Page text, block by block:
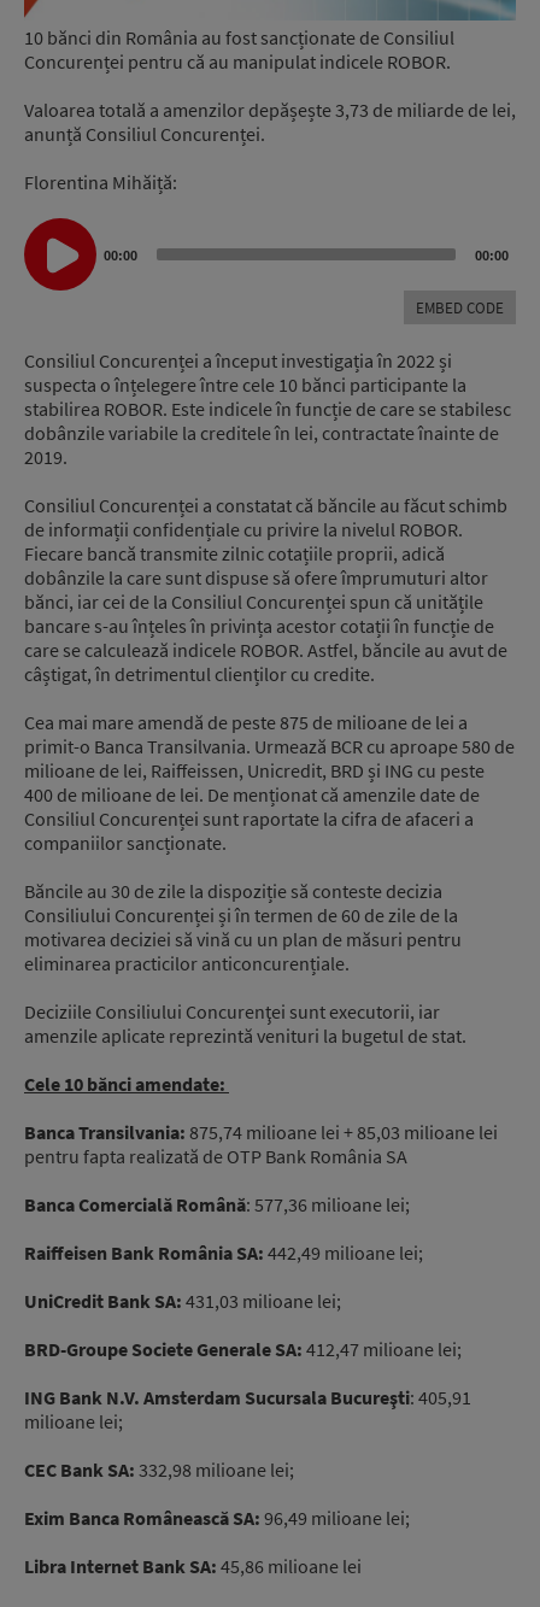
10 bănci din România au fost sancționate de Consiliul
Concurenței pentru că au manipulat indicele ROBOR.
Valoarea totală a amenzilor depășește 3,73 de miliarde de lei,
anunță Consiliul Concurenței.
Florentina Mihăiță:
Audio
Player
00:00 00:00
EMBED CODE
Consiliul Concurenței a început investigația în 2022 și
suspecta o înțelegere între cele 10 bănci participante la
stabilirea ROBOR. Este indicele în funcție de care se stabilesc
dobânzile variabile la creditele în lei, contractate înainte de
2019.
Consiliul Concurenței a constatat că băncile au făcut schimb
de informații confidențiale cu privire la nivelul ROBOR.
Fiecare bancă transmite zilnic cotațiile proprii, adică
dobânzile la care sunt dispuse să ofere împrumuturi altor
bănci, iar cei de la Consiliul Concurenței spun că unitățile
bancare s-au înțeles în privința acestor cotații în funcție de
care se calculează indicele ROBOR. Astfel, băncile au avut de
câștigat, în detrimentul clienților cu credite.
Cea mai mare amendă de peste 875 de milioane de lei a
primit-o Banca Transilvania. Urmează BCR cu aproape 580 de
milioane de lei, Raiffeissen, Unicredit, BRD și ING cu peste
400 de milioane de lei. De menționat că amenzile date de
Consiliul Concurenței sunt raportate la cifra de afaceri a
companiilor sancționate.
Băncile au 30 de zile la dispoziție să conteste decizia
Consiliului Concurenței și în termen de 60 de zile de la
motivarea deciziei să vină cu un plan de măsuri pentru
eliminarea practicilor anticoncurențiale.
Deciziile Consiliului Concurenţei sunt executorii, iar
amenzile aplicate reprezintă venituri la bugetul de stat.
Cele 10 bănci amendate:
Banca Transilvania: 875,74 milioane lei + 85,03 milioane lei
pentru fapta realizată de OTP Bank România SA
Banca Comercială Română: 577,36 milioane lei;
Raiffeisen Bank România SA: 442,49 milioane lei;
UniCredit Bank SA: 431,03 milioane lei;
BRD-Groupe Societe Generale SA: 412,47 milioane lei;
ING Bank N.V. Amsterdam Sucursala Bucureşti: 405,91
milioane lei;
CEC Bank SA: 332,98 milioane lei;
Exim Banca Românească SA: 96,49 milioane lei;
Libra Internet Bank SA: 45,86 milioane lei